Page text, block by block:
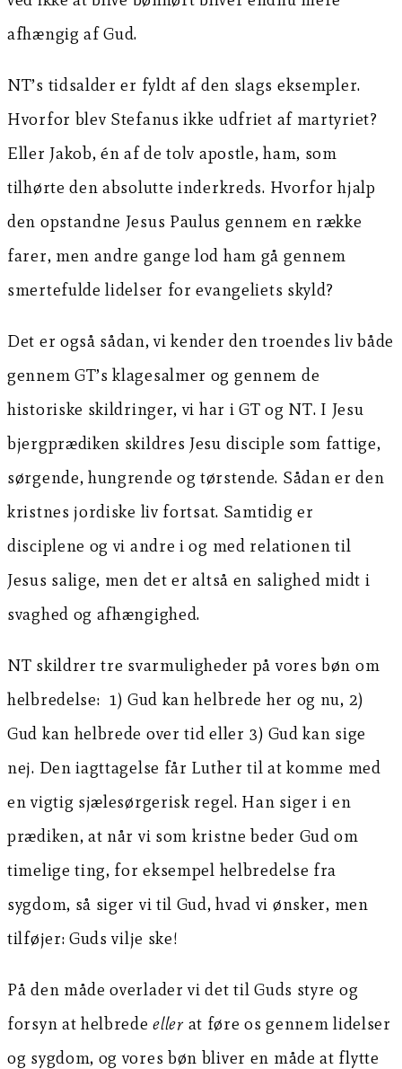
afhængig af Gud.
NT’s tidsalder er fyldt af den slags eksempler.
Hvorfor blev Stefanus ikke udfriet af martyriet?
Eller Jakob, én af de tolv apostle, ham, som
tilhørte den absolutte inderkreds. Hvorfor hjalp
den opstandne Jesus Paulus gennem en række
farer, men andre gange lod ham gå gennem
smertefulde lidelser for evangeliets skyld?
Det er også sådan, vi kender den troendes liv både
gennem GT’s klagesalmer og gennem de
historiske skildringer, vi har i GT og NT. I Jesu
bjergprædiken skildres Jesu disciple som fattige,
sørgende, hungrende og tørstende. Sådan er den
kristnes jordiske liv fortsat. Samtidig er
disciplene og vi andre i og med relationen til
Jesus salige, men det er altså en salighed midt i
svaghed og afhængighed.
NT skildrer tre svarmuligheder på vores bøn om
helbredelse: 1) Gud kan helbrede her og nu, 2)
Gud kan helbrede over tid eller 3) Gud kan sige
nej. Den iagttagelse får Luther til at komme med
en vigtig sjælesørgerisk regel. Han siger i en
prædiken, at når vi som kristne beder Gud om
timelige ting, for eksempel helbredelse fra
sygdom, så siger vi til Gud, hvad vi ønsker, men
tilføjer: Guds vilje ske!
På den måde overlader vi det til Guds styre og
forsyn at helbredeellerat føre os gennem lidelser
og sygdom, og vores bøn bliver en måde at flytte